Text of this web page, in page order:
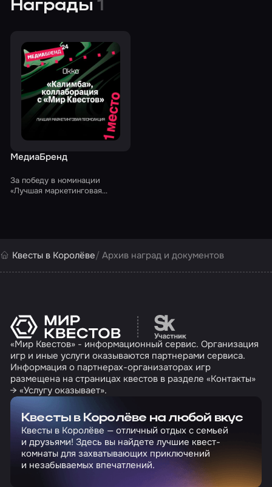
взрослых
Награды1
МедиаБренд
За победу в номинации
«Лучшая маркетинговая
«Калимба»
Квесты в Королёве Архив наград и документов
Перейти на сайт
«Мир Квестов» - информационный сервис. Организация
игр и иные услуги оказываются партнерами сервиса.
Информация о партнерах-организаторах игр
размещена на страницах квестов в разделе «Контакты»
→ «Услугу оказывает».
Квесты в Королёве на любой вкус
Квесты в Королёве — отличный отдых с семьей
и друзьями! Здесь вы найдете лучшие квест-
комнаты для захватывающих приключений
и незабываемых впечатлений.